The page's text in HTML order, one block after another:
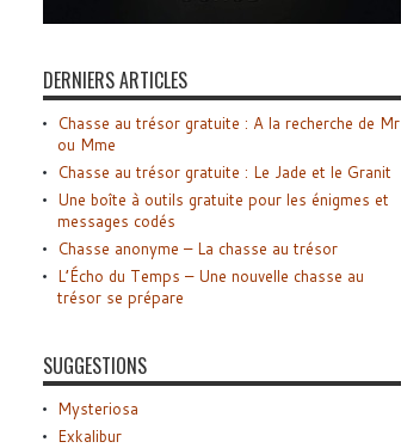
DERNIERS ARTICLES
Chasse au trésor gratuite : A la recherche de Mr
ou Mme
Chasse au trésor gratuite : Le Jade et le Granit
Une boîte à outils gratuite pour les énigmes et
messages codés
Chasse anonyme – La chasse au trésor
L’Écho du Temps – Une nouvelle chasse au
trésor se prépare
SUGGESTIONS
Mysteriosa
Exkalibur